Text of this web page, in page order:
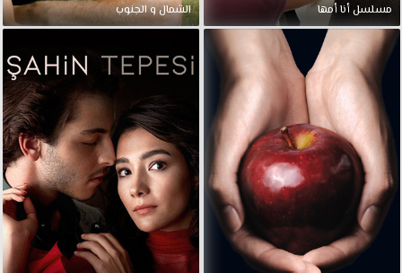
مسلسل أنا أمها الشمال و الجنوب